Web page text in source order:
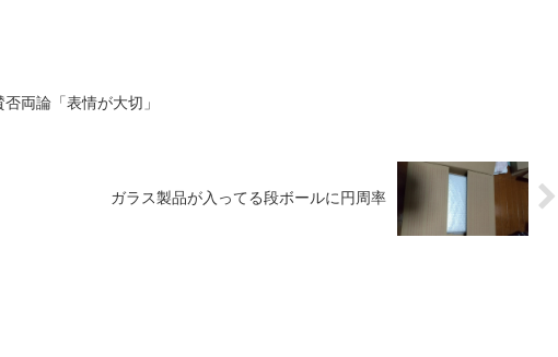
両論「表情が大切」
ガラス製品が入ってる段ボールに円周率